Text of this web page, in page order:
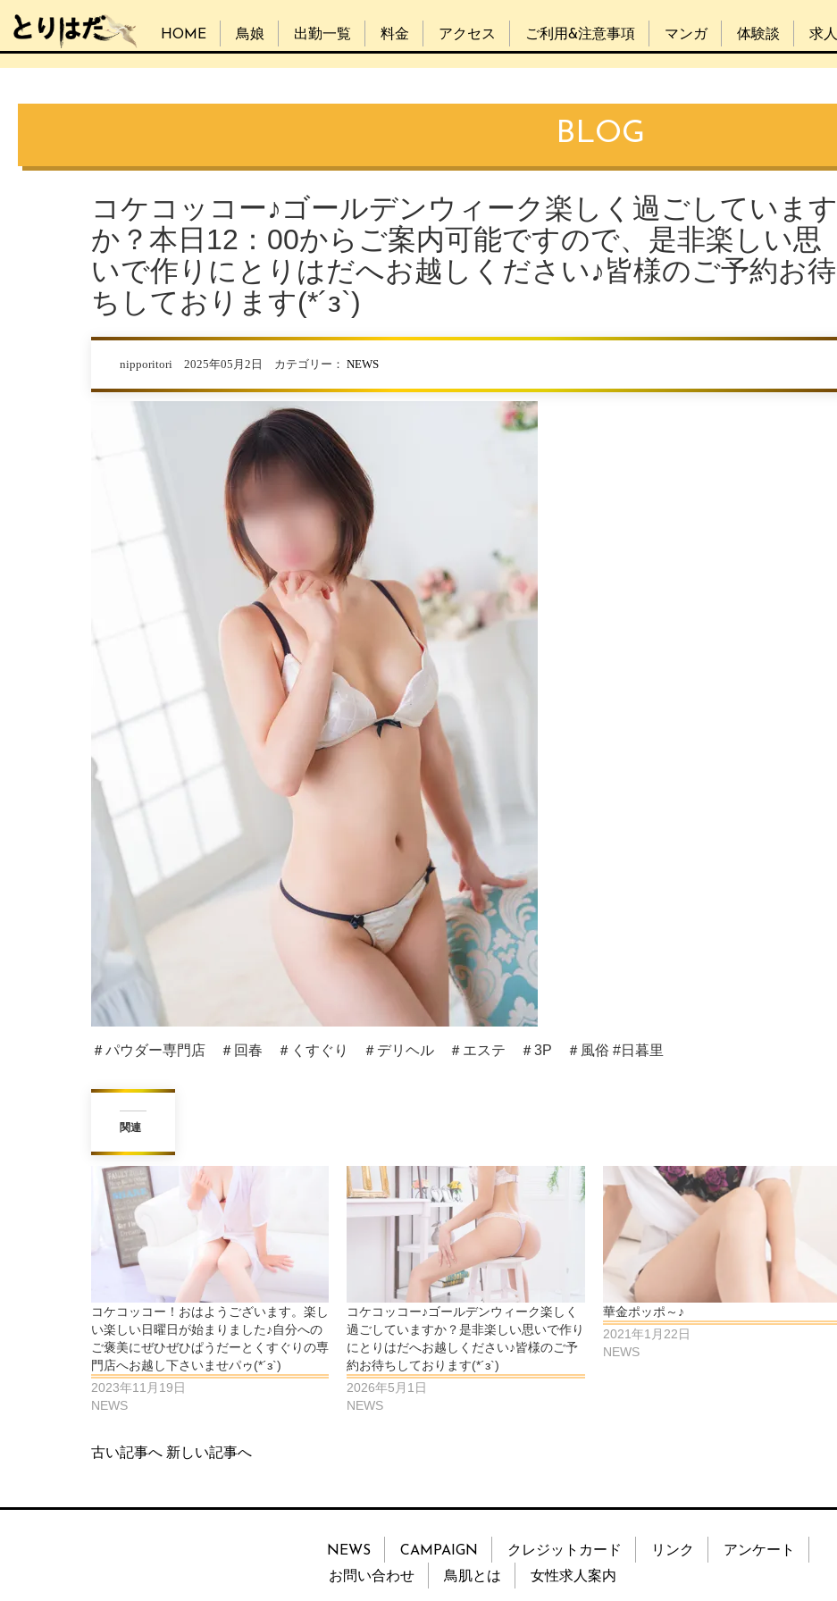
HOME 鳥娘 出勤一覧 料金 アクセス ご利用&注意事項 マンガ 体験談 求人
BLOG
コケコッコー♪ゴールデンウィーク楽しく過ごしています
か？本日12：00からご案内可能ですので、是非楽しい思
いで作りにとりはだへお越しください♪皆様のご予約お待
ちしております(*´з`)
nipporitori 2025年05月2日 カテゴリー： NEWS
＃パウダー専門店 ＃回春 ＃くすぐり ＃デリヘル ＃エステ ＃3P ＃風俗 #日暮里
関連
コケコッコー！おはようございます。楽し
い楽しい日曜日が始まりました♪自分への
ご褒美にぜひぜひぱうだーとくすぐりの専
門店へお越し下さいませパゥ(*´з`)
2023年11月19日
NEWS
コケコッコー♪ゴールデンウィーク楽しく
過ごしていますか？是非楽しい思いで作り
にとりはだへお越しください♪皆様のご予
約お待ちしております(*´з`)
2026年5月1日
NEWS
華金ポッポ～♪
2021年1月22日
NEWS
古い記事へ 新しい記事へ
NEWS CAMPAIGN クレジットカード リンク
アンケート
お問い合わせ
鳥肌とは 女性求人案内